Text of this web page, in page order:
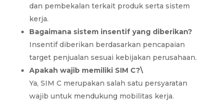
dan pembekalan terkait produk serta sistem
kerja.
Bagaimana sistem insentif yang diberikan?
Insentif diberikan berdasarkan pencapaian
target penjualan sesuai kebijakan perusahaan.
Apakah wajib memiliki SIM C?\
Ya, SIM C merupakan salah satu persyaratan
wajib untuk mendukung mobilitas kerja.